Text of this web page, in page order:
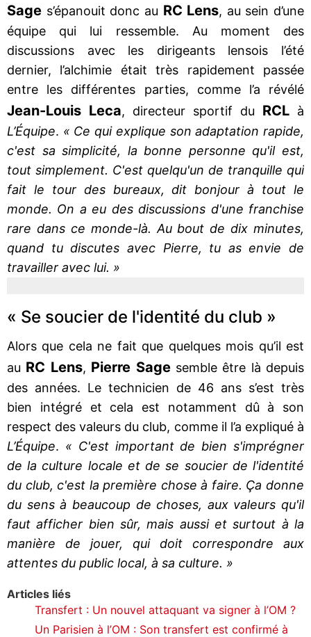
Sage s’épanouit donc au RC Lens, au sein d’une
équipe qui lui ressemble. Au moment des
discussions avec les dirigeants lensois l’été
dernier, l’alchimie était très rapidement passée
entre les différentes parties, comme l’a révélé
Jean-Louis Leca, directeur sportif du RCL à
L’Équipe. « Ce qui explique son adaptation rapide,
c'est sa simplicité, la bonne personne qu'il est,
tout simplement. C'est quelqu'un de tranquille qui
fait le tour des bureaux, dit bonjour à tout le
monde. On a eu des discussions d'une franchise
rare dans ce monde-là. Au bout de dix minutes,
quand tu discutes avec Pierre, tu as envie de
travailler avec lui. »
« Se soucier de l'identité du club »
Alors que cela ne fait que quelques mois qu’il est
au RC Lens, Pierre Sagesemble être là depuis
des années. Le technicien de 46 ans s’est très
bien intégré et cela est notamment dû à son
respect des valeurs du club, comme il l’a expliqué à
L’Équipe. « C'est important de bien s'imprégner
de la culture locale et de se soucier de l'identité
du club, c'est la première chose à faire. Ça donne
du sens à beaucoup de choses, aux valeurs qu'il
faut afficher bien sûr, mais aussi et surtout à la
manière de jouer, qui doit correspondre aux
attentes du public local, à sa culture. »
Articles liés
Transfert : Un nouvel attaquant va signer à l’OM ?
Un Parisien à l’OM : Son transfert est confirmé à